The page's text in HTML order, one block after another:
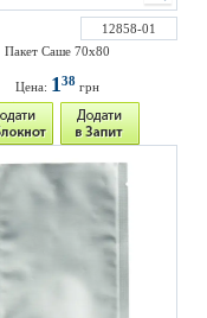
12858-01
Пакет Саше 70х80
Цена: 138грн